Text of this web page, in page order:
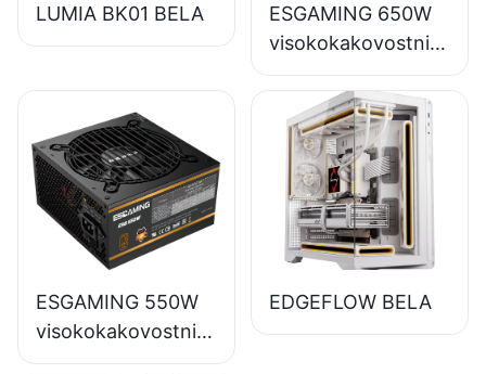
LUMIA BK01 BELA
ESGAMING 650W
visokokakovostni
napajalniki za
namizne
računalnike s
polnim modulom in
85-odstotno
učinkovitostjo, 80+
bronasti
ESGAMING 550W
visokokakovostni
napajalniki za
EDGEFLOW BELA